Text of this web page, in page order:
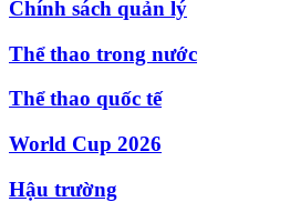
Chính sách quản lý
Thể thao trong nước
Thể thao quốc tế
World Cup 2026
Hậu trường